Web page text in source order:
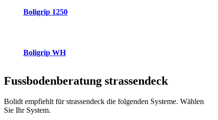
Boligrip 1250
Boligrip WH
Fussbodenberatung strassendeck
Bolidt empfiehlt für strassendeck die folgenden Systeme. Wählen
Sie Ihr System.